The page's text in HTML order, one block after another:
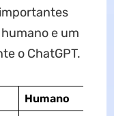
e um
o ChatGPT.
Humano